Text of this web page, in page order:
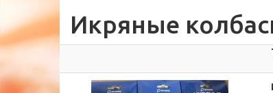
Икряные